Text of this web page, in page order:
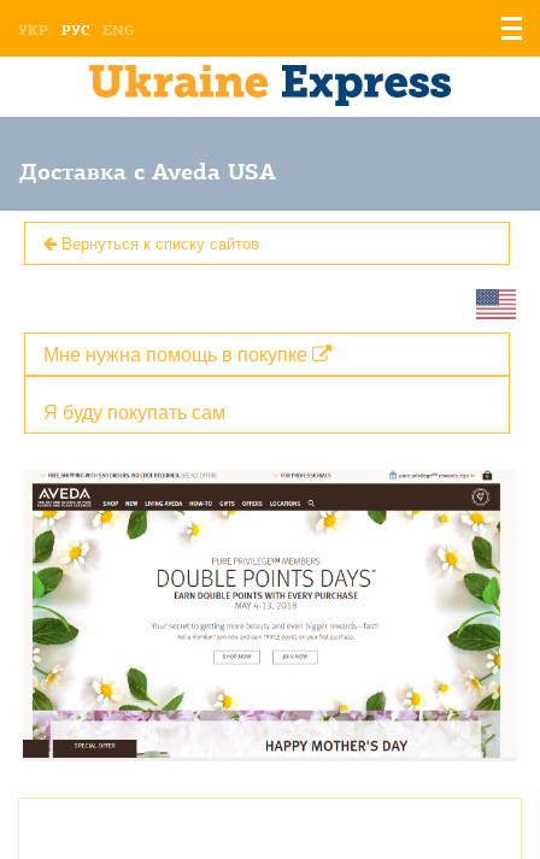
УКР РУС ENG
Доставка с Aveda USA
Вернуться к списку сайтов
Я буду покупать сам
Мне нужна помощь в покупке